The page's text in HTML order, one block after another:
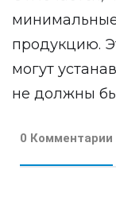
продукцию.
могут
не должны
0 Комментарии